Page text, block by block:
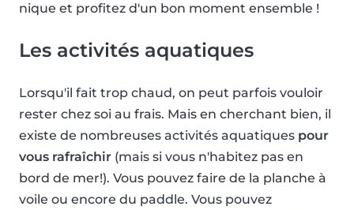
nique et profitez d'un bon moment ensemble !
Les activités aquatiques
Lorsqu'il fait trop chaud, on peut parfois vouloir
rester chez soi au frais. Mais en cherchant bien, il
existe de nombreuses activités aquatiques pour
vous rafraîchir (mais si vous n'habitez pas en
bord de mer!). Vous pouvez faire de la planche à
voile ou encore du paddle. Vous pouvez